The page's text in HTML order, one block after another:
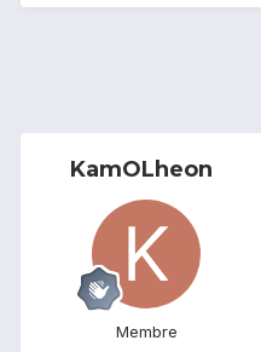
KamOLheon
Membre